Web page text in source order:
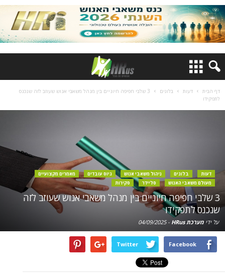
דף הבית דעות בלוגים
3 שלבי חפיפה חיוניים בין מנהל משאבי אנוש שעוזב לזה שנכנס
לתפקידו
דעות בלוגים ניהול משאבי אנוש גיוס עובדים
מאמרים מקצועיים
מעולם משאבי האנוש
סליידר סקירות
3 שלבי חפיפה חיוניים בין מנהל משאבי אנוש שעוזב לזה
שנכנס לתפקידו
על ידי מערכת HRus -
04/09/2025
Facebook
Twitter